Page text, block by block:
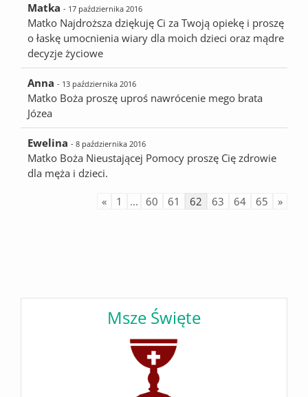
Matka - 17 października 2016
Matko Najdroższa dziękuję Ci za Twoją opiekę i proszę
o łaskę umocnienia wiary dla moich dzieci oraz mądre
decyzje życiowe
Anna - 13 października 2016
Matko Boża proszę uproś nawrócenie mego brata
Józea
Ewelina - 8 października 2016
Matko Boża Nieustającej Pomocy proszę Cię zdrowie
dla męża i dzieci.
« 1 ... 60 61 62 63 64 65 »
Msze Święte